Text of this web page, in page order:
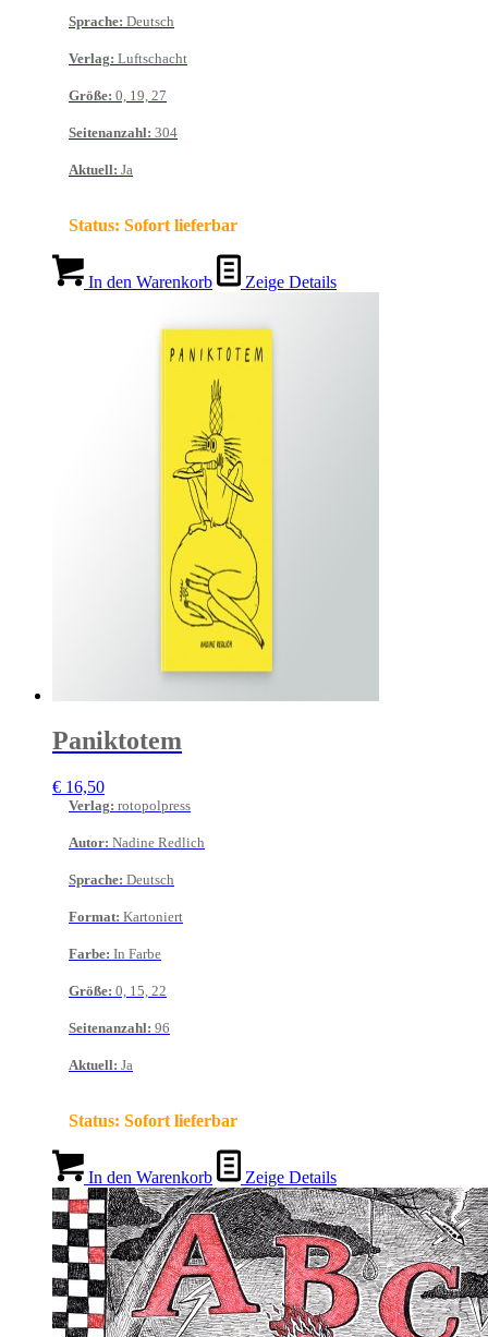
Sprache: Deutsch
Verlag: Luftschacht
Größe: 0, 19, 27
Seitenanzahl: 304
Aktuell: Ja
Status: Sofort lieferbar
In den Warenkorb Zeige Details
Paniktotem
€ 16,50
Verlag: rotopolpress
Autor: Nadine Redlich
Sprache: Deutsch
Format: Kartoniert
Farbe: In Farbe
Größe: 0, 15, 22
Seitenanzahl: 96
Aktuell: Ja
Status: Sofort lieferbar
In den Warenkorb Zeige Details